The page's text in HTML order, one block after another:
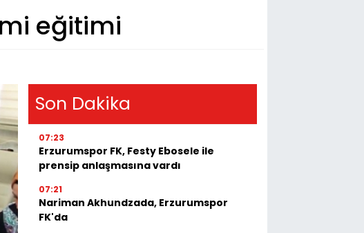
eğitimi
Son Dakika
07:23
Erzurumspor FK, Festy Ebosele ile
prensip anlaşmasına vardı
07:21
Nariman Akhundzada, Erzurumspor
FK'da